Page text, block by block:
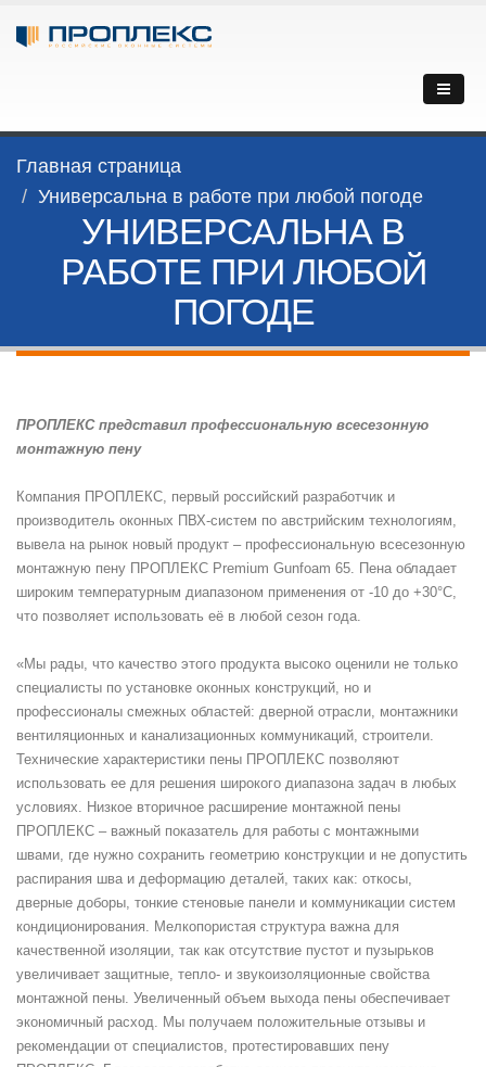
Главная страница
Универсальна в работе при любой погоде
УНИВЕРСАЛЬНА В
РАБОТЕ ПРИ ЛЮБОЙ
ПОГОДЕ
ПРОПЛЕКС представил профессиональную всесезонную
монтажную пену
Компания ПРОПЛЕКС, первый российский разработчик и
производитель оконных ПВХ-систем по австрийским технологиям,
вывела на рынок новый продукт – профессиональную всесезонную
монтажную пену ПРОПЛЕКС Premium Gunfoam 65. Пена обладает
широким температурным диапазоном применения от -10 до +30°С,
что позволяет использовать её в любой сезон года.
«Мы рады, что качество этого продукта высоко оценили не только
специалисты по установке оконных конструкций, но и
профессионалы смежных областей: дверной отрасли, монтажники
вентиляционных и канализационных коммуникаций, строители.
Технические характеристики пены ПРОПЛЕКС позволяют
использовать ее для решения широкого диапазона задач в любых
условиях. Низкое вторичное расширение монтажной пены
ПРОПЛЕКС – важный показатель для работы с монтажными
швами, где нужно сохранить геометрию конструкции и не допустить
распирания шва и деформацию деталей, таких как: откосы,
дверные доборы, тонкие стеновые панели и коммуникации систем
кондиционирования. Мелкопористая структура важна для
качественной изоляции, так как отсутствие пустот и пузырьков
увеличивает защитные, тепло- и звукоизоляционные свойства
монтажной пены. Увеличенный объем выхода пены обеспечивает
экономичный расход. Мы получаем положительные отзывы и
рекомендации от специалистов, протестировавших пену